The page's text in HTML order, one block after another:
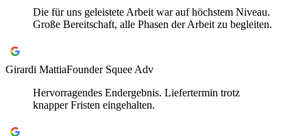
Die für uns geleistete Arbeit war auf höchstem Niveau.
Große Bereitschaft, alle Phasen der Arbeit zu begleiten.
Girardi MattiaFounder Squee Adv
Hervorragendes Endergebnis. Liefertermin trotz
knapper Fristen eingehalten.